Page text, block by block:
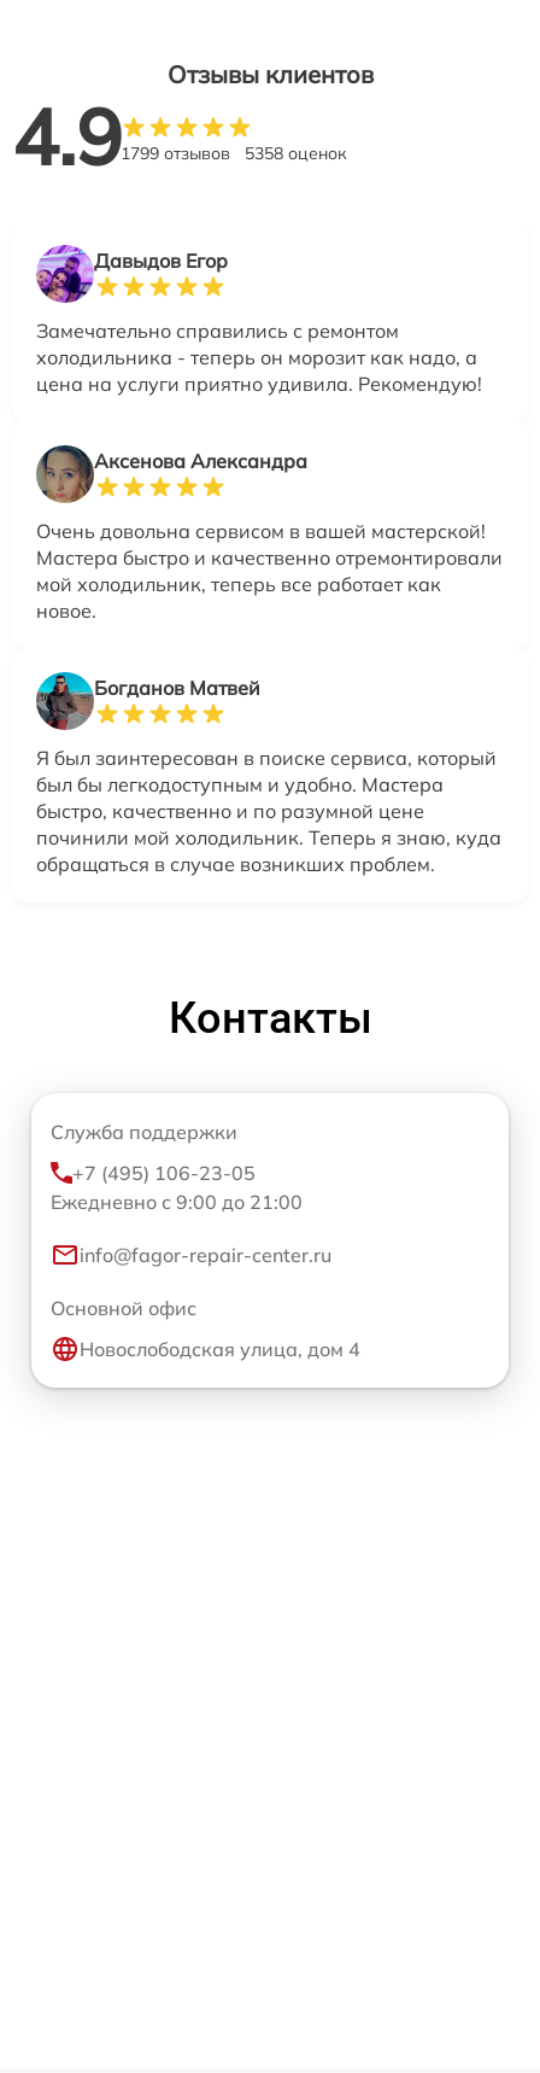
Отзывы клиентов
4.91799 отзывов 5358 оценок
Давыдов Егор
Замечательно справились с ремонтом
холодильника - теперь он морозит как надо, а
цена на услуги приятно удивила. Рекомендую!
Аксенова Александра
Очень довольна сервисом в вашей мастерской!
Мастера быстро и качественно отремонтировали
мой холодильник, теперь все работает как
новое.
Богданов Матвей
Я был заинтересован в поиске сервиса, который
был бы легкодоступным и удобно. Мастера
быстро, качественно и по разумной цене
починили мой холодильник. Теперь я знаю, куда
обращаться в случае возникших проблем.
Контакты
Служба поддержки
+7 (495) 106-23-05
Ежедневно с 9:00 до 21:00
info@fagor-repair-center.ru
Основной офис
Новослободская улица, дом 4